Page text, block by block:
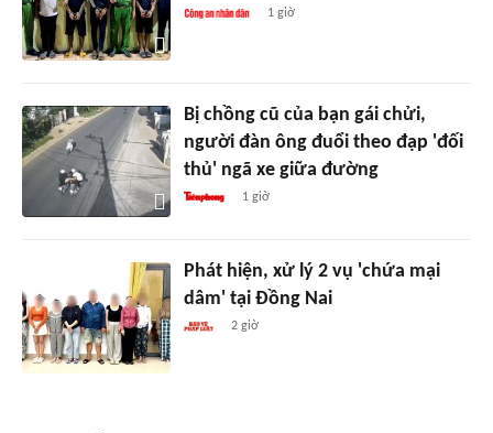
1 giờ
Bị chồng cũ của bạn gái chửi,
người đàn ông đuổi theo đạp 'đối
thủ' ngã xe giữa đường
1 giờ
Phát hiện, xử lý 2 vụ 'chứa mại
dâm' tại Đồng Nai
2 giờ